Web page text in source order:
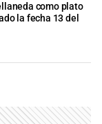
como plato
la fecha 13 del